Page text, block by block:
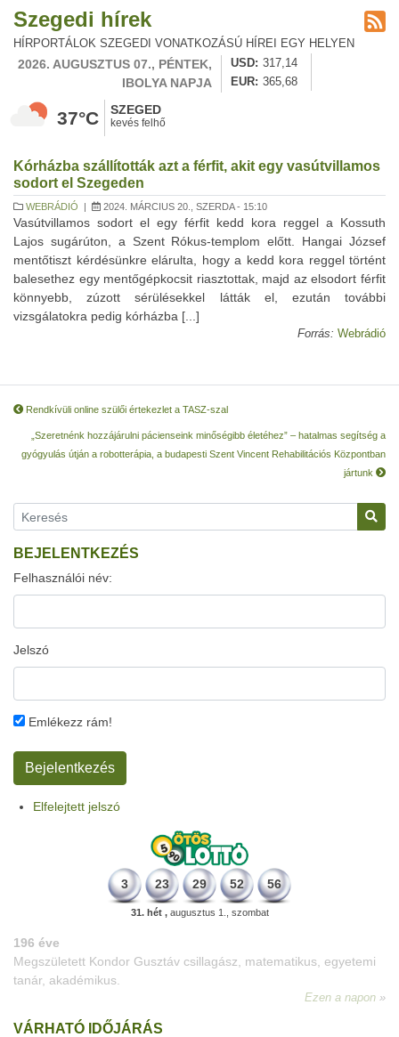
Szegedi hírek
HÍRPORTÁLOK SZEGEDI VONATKOZÁSÚ HÍREI EGY HELYEN
2026. AUGUSZTUS 07., PÉNTEK,
IBOLYA NAPJA
USD
317,14
EUR
365,68
37°C SZEGED
kevés felhő
Kórházba szállították azt a férfit, akit egy vasútvillamos
sodort el Szegeden
WEBRÁDIÓ | 2024. MÁRCIUS 20., SZERDA - 15:10
Vasútvillamos sodort el egy férfit kedd kora reggel a Kossuth
Lajos sugárúton, a Szent Rókus-templom előtt. Hangai József
mentőtiszt kérdésünkre elárulta, hogy a kedd kora reggel történt
balesethez egy mentőgépkocsit riasztottak, majd az elsodort férfit
könnyebb, zúzott sérülésekkel látták el, ezután további
vizsgálatokra pedig kórházba [...]
Forrás: Webrádió
Rendkívüli online szülői értekezlet a TASZ-szal
„Szeretnénk hozzájárulni pácienseink minőségibb életéhez” – hatalmas segítség a
gyógyulás útján a robotterápia, a budapesti Szent Vincent Rehabilitációs Központban
jártunk
BEJELENTKEZÉS
Felhasználói név:
Jelszó
Emlékezz rám!
Elfelejtett jelszó
3 23 29 52 56
31. hét ,augusztus 1., szombat
196 éve
Megszületett Kondor Gusztáv csillagász, matematikus, egyetemi
tanár, akadémikus.
Ezen a napon
VÁRHATÓ IDŐJÁRÁS